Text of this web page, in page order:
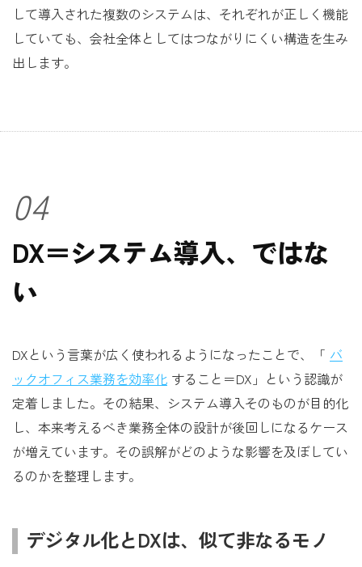
して導入された複数のシステムは、それぞれが正しく機能
していても、会社全体としてはつながりにくい構造を生み
出します。
04
DX＝システム導入、ではな
い
DXという言葉が広く使われるようになったことで、「 バ
ックオフィス業務を効率化 すること＝DX」という認識が
定着しました。その結果、システム導入そのものが目的化
し、本来考えるべき業務全体の設計が後回しになるケース
が増えています。その誤解がどのような影響を及ぼしてい
るのかを整理します。
デジタル化とDXは、似て非なるモノ